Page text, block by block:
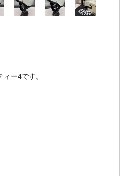
ー4です。